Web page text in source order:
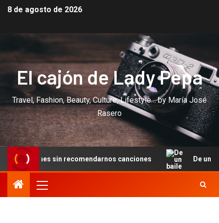
8 de agosto de 2026
El cajón de Lady Pepa
Travel, Fashion, Beauty, Culture, Lifestyle… by María José
Rasero
canciones De un baile en Cannes a una